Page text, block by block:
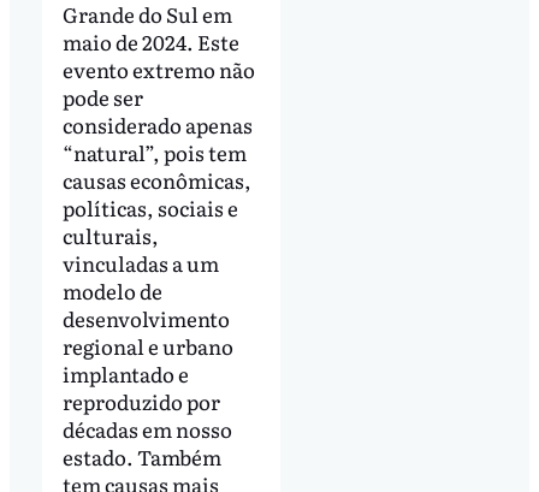
Grande do Sul em
maio de 2024. Este
evento extremo não
pode ser
considerado apenas
“natural”, pois tem
causas econômicas,
políticas, sociais e
culturais,
vinculadas a um
modelo de
desenvolvimento
regional e urbano
implantado e
reproduzido por
décadas em nosso
estado. Também
tem causas mais